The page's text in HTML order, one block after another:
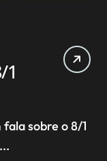
sobre o 8/1